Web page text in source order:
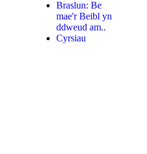
Braslun: Be
mae'r Beibl yn
ddweud am..
Cyrsiau